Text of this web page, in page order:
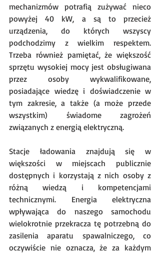
mechanizmów potrafią zużywać nieco
powyżej 40 kW, a są to przecież
urządzenia, do których wszyscy
podchodzimy z wielkim respektem.
Trzeba również pamiętać, że większość
sprzętu wysokiej mocy jest obsługiwana
przez osoby wykwalifikowane,
posiadające wiedzę i doświadczenie w
tym zakresie, a także (a może przede
wszystkim) świadome zagrożeń
związanych z energią elektryczną.
Stacje ładowania znajdują się w
większości w miejscach publicznie
dostępnych i korzystają z nich osoby z
różną wiedzą i kompetencjami
technicznymi. Energia elektryczna
wpływająca do naszego samochodu
wielokrotnie przekracza tę potrzebną do
zasilenia aparatu spawalniczego, co
oczywiście nie oznacza, że za każdym